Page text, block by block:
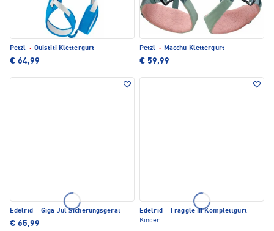
Petzl · Ouistiti Klettergurt
€ 64,99
Petzl · Macchu Klettergurt
€ 59,99
Edelrid · Giga Jul Sicherungsgerät
€ 65,99
Edelrid · Fraggle III Komplettgurt
Kinder